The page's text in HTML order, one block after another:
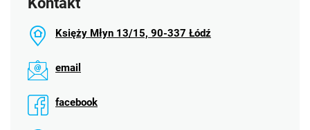
Księży Młyn 13/15, 90-337 Łódź
email
facebook